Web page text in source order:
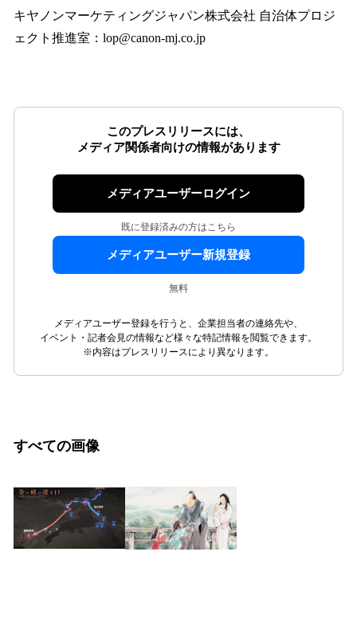
キヤノンマーケティングジャパン株式会社 自治体プロジ
ェクト推進室：lop@canon-mj.co.jp
このプレスリリースには、
メディア関係者向けの情報があります
メディアユーザーログイン
既に登録済みの方はこちら
メディアユーザー新規登録
無料
メディアユーザー登録を行うと、企業担当者の連絡先や、
イベント・記者会見の情報など様々な特記情報を閲覧できます。
※内容はプレスリリースにより異なります。
すべての画像